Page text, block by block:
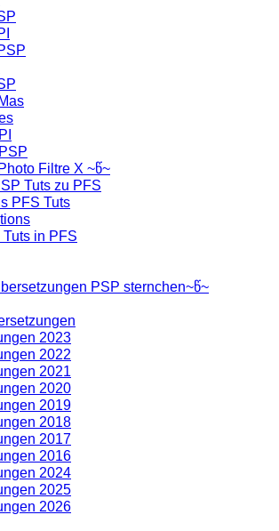
Filtre X ~წ~
Tuts zu PFS
PFS Tuts
in PFS
PSP sternchen~წ~
2023
2022
2021
2020
2019
2018
2017
2016
2024
2025
2026